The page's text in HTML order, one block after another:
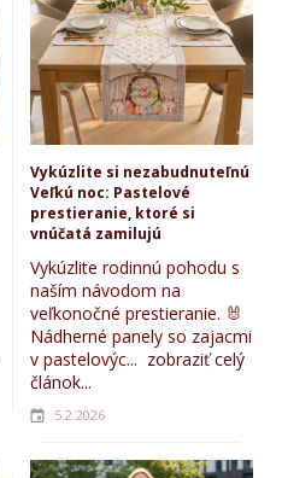
Vykúzlite si nezabudnuteľnú
Veľkú noc: Pastelové
prestieranie, ktoré si
vnúčatá zamilujú
Vykúzlite rodinnú pohodu s
naším návodom na
veľkonočné prestieranie. 🐰
Nádherné panely so zajacmi
v pastelovýc... zobraziť celý
článok...
5.2.2026